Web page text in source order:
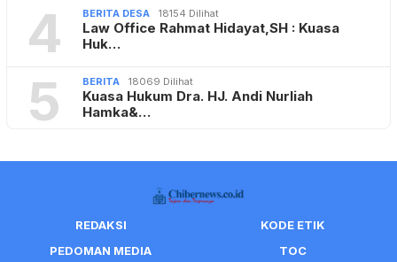
4 BERITA DESA 18154 Dilihat
Law Office Rahmat Hidayat,SH : Kuasa
Huk…
5 BERITA 18069 Dilihat
Kuasa Hukum Dra. HJ. Andi Nurliah
Hamka&…
REDAKSI
KODE ETIK
PEDOMAN MEDIA
TOC